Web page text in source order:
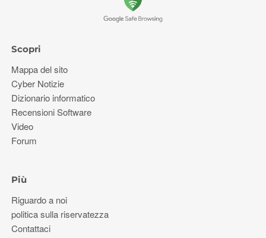
Scopri
Mappa del sito
Cyber ​​Notizie
Dizionario informatico
Recensioni Software
Video
Forum
Più
Riguardo a noi
politica sulla riservatezza
Contattaci